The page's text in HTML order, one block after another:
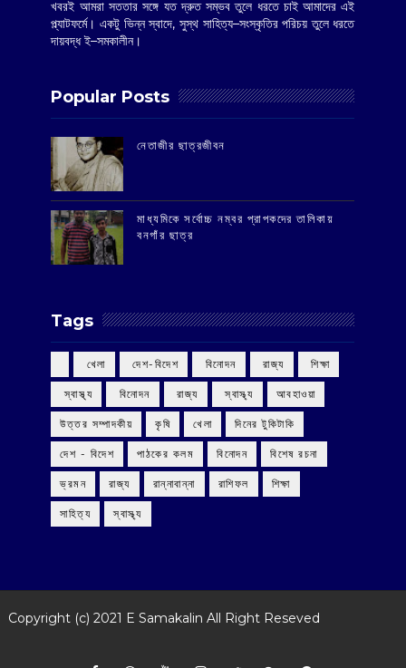
খবরই আমরা সততার সঙ্গে যত দ্রুত সম্ভব তুলে ধরতে চাই আমাদের এই
প্ল্যাটফর্মে। একটু ভিন্ন স্বাদে, সুস্থ সাহিত্য–সংস্কৃতির পরিচয় তুলে ধরতে
দায়বদ্ধ ই–সমকালীন।
Popular Posts
‌নেতাজীর ছাত্রজীবন
মাধ্যমিকে সর্বোচ্চ নম্বর প্রাপকদের তালিকায়
বনগাঁর ছাত্র
Tags
‌ খেলা ‌ দেশ-বিদেশ ‌ বিনোদন ‌ রাজ্য ‌ শিক্ষা
‌ স্বাস্থ্য ‌ বিনোদন ‌ রাজ্য ‌ স্বাস্থ্য আবহাওয়া
উত্তর সম্পাদকীয় কৃষি খেলা দিনের টুকিটাকি
দেশ - বিদেশ পাঠকের কলম বিনোদন বিশেষ রচনা
ভ্রমন রাজ্য রান্নাবান্না রাশিফল শিক্ষা
সাহিত্য স্বাস্থ্য
Copyright (c) 2021 E Samakalin All Right Reseved